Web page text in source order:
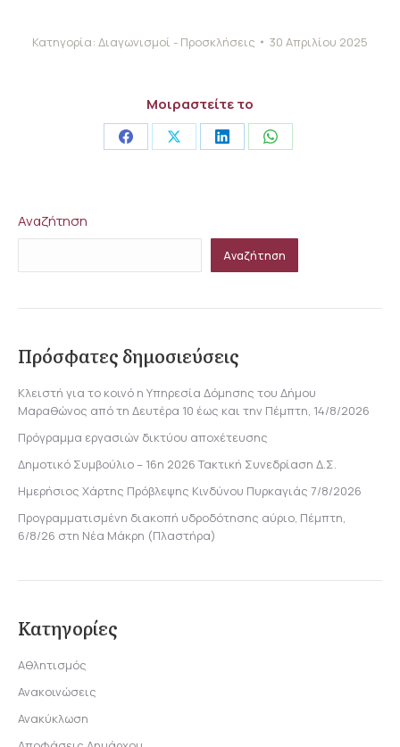
Κατηγορία: Διαγωνισμοί - Προσκλήσεις 30 Απριλίου 2025
Μοιραστείτε το
Share Share Share Share
Αναζήτηση
Αναζήτηση
Πρόσφατες δημοσιεύσεις
Κλειστή για το κοινό η Υπηρεσία Δόμησης του Δήμου
Μαραθώνος από τη Δευτέρα 10 έως και την Πέμπτη, 14/8/2026
Πρόγραμμα εργασιών δικτύου αποχέτευσης
Δημοτικό Συμβούλιο – 16η 2026 Τακτική Συνεδρίαση Δ.Σ.
Ημερήσιος Χάρτης Πρόβλεψης Κινδύνου Πυρκαγιάς 7/8/2026
Προγραμματισμένη διακοπή υδροδότησης αύριο, Πέμπτη,
6/8/26 στη Νέα Μάκρη (Πλαστήρα)
Κατηγορίες
Αθλητισμός
Ανακοινώσεις
Ανακύκλωση